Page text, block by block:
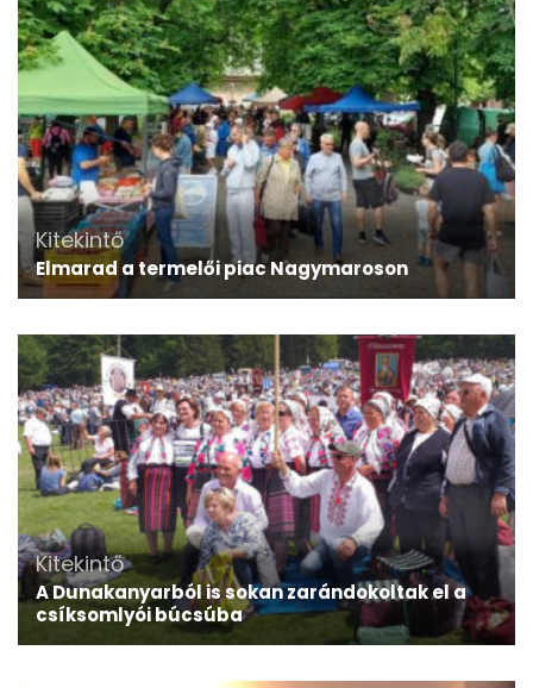
Kitekintő
Elmarad a termelői piac Nagymaroson
Kitekintő
A Dunakanyarból is sokan zarándokoltak el a
csíksomlyói búcsúba